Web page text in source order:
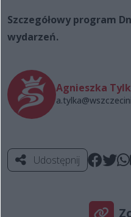
Szczegółowy program
wydarzeń.
Agnieszka
Udostępnij